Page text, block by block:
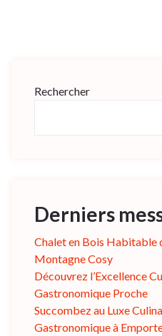
Rechercher
Derniers
Chalet en Bois Habitable
Montagne Cosy
Découvrez l’Excellence
Gastronomique Proche
Succombez au Luxe
Gastronomique à